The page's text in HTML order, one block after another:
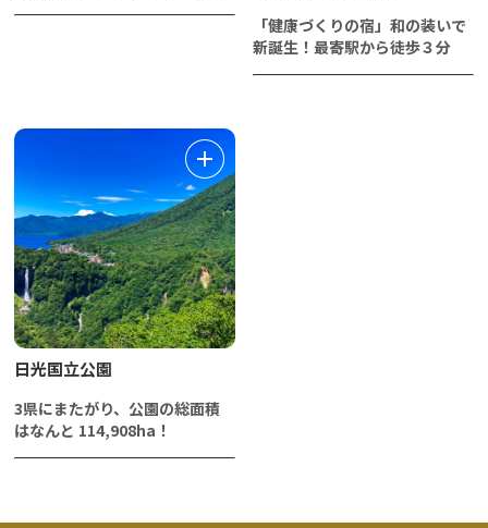
「健康づくりの宿」和の装いで
新誕生！最寄駅から徒歩３分
日光国立公園
3県にまたがり、公園の総面積
はなんと 114,908ha！